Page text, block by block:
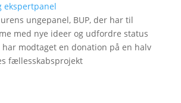
ekspertpanel
ungepanel, BUP, der har til
med nye ideer og udfordre status
modtaget en donation på en halv
fællesskabsprojekt